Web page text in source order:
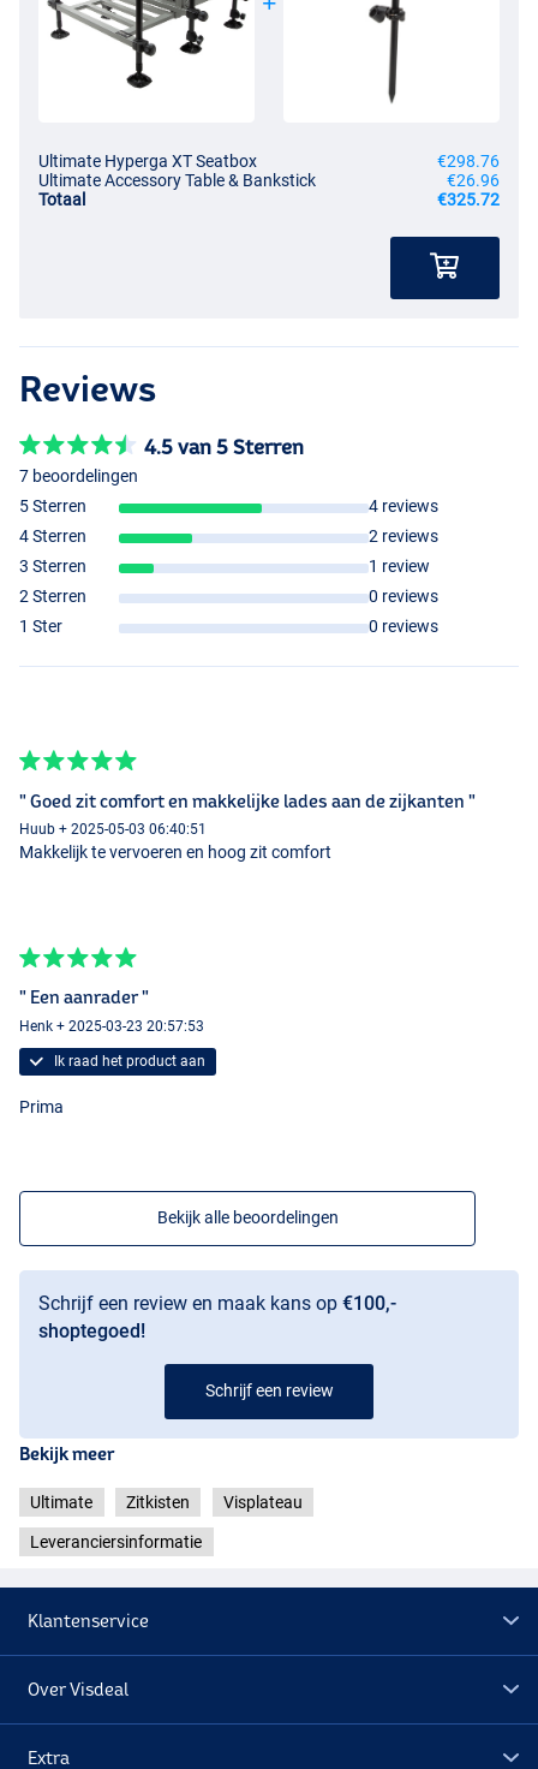
Ultimate Hyperga XT Seatbox
€298.76
Ultimate Accessory Table & Bankstick
€26.96
Totaal
€325.72
Reviews
4.5 van 5 Sterren
7 beoordelingen
5 Sterren
4 reviews
4 Sterren
2 reviews
3 Sterren
1 review
2 Sterren
0 reviews
1 Ster
0 reviews
" Goed zit comfort en makkelijke lades aan de zijkanten "
Huub + 2025-05-03 06:40:51
Makkelijk te vervoeren en hoog zit comfort
" Een aanrader "
Henk + 2025-03-23 20:57:53
Ik raad het product aan
Prima
Bekijk alle beoordelingen
Schrijf een review en maak kans op €100,-
shoptegoed!
Schrijf een review
Bekijk meer
Ultimate Zitkisten Visplateau
Leveranciersinformatie
Klantenservice
Over Visdeal
Extra